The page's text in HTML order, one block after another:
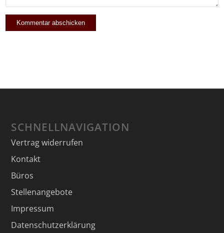
SCHNELLNAVIGATION
Vertrag widerrufen
Kontakt
Büros
Stellenangebote
Impressum
Datenschutzerklärung